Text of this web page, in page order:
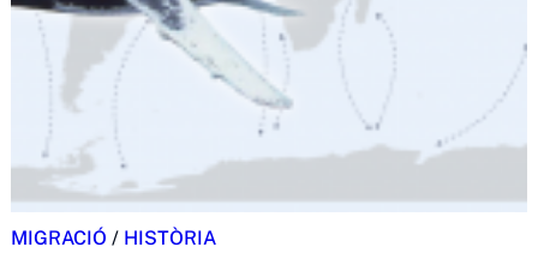
MIGRACIÓ / HISTÒRIA